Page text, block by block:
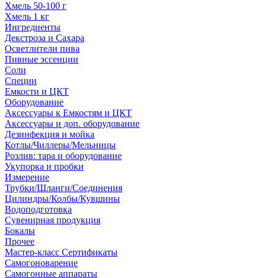
Хмель 50-100 г
Хмель 1 кг
Ингредиенты
Декстроза и Сахара
Осветлители пива
Пивные эссенции
Соли
Специи
Емкости и ЦКТ
Оборудование
Аксессуары к Емкостям и ЦКТ
Аксессуары и доп. оборудование
Дезинфекция и мойка
Котлы/Чиллеры/Мельницы
Розлив: тара и оборудование
Укупорка и пробки
Измерение
Трубки/Шланги/Соединения
Цилиндры/Колбы/Кувшины
Водоподготовка
Сувенирная продукция
Бокалы
Прочее
Мастер-класс Сертификаты
Самогоноварение
Самогонные аппараты